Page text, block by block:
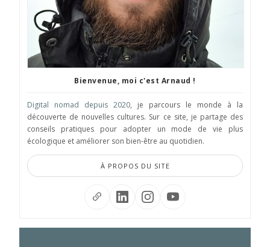
Bienvenue, moi c'est Arnaud !
Digital nomad depuis 2020, je parcours le monde à la
découverte de nouvelles cultures. Sur ce site, je partage des
conseils pratiques pour adopter un mode de vie plus
écologique et améliorer son bien-être au quotidien.
À PROPOS DU SITE